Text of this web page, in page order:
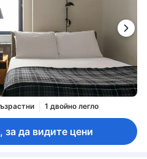
1 двойно легло
за да видите цени